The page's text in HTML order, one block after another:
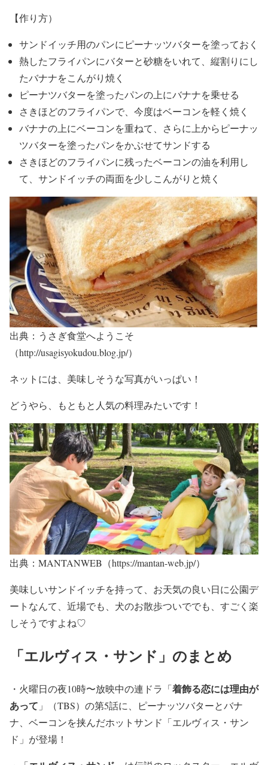
【作り方）
サンドイッチ用のパンにピーナッツバターを塗っておく
熱したフライパンにバターと砂糖をいれて、縦割りにし
たバナナをこんがり焼く
ピーナツバターを塗ったパンの上にバナナを乗せる
さきほどのフライパンで、今度はベーコンを軽く焼く
バナナの上にベーコンを重ねて、さらに上からピーナッ
ツバターを塗ったパンをかぶせてサンドする
さきほどのフライパンに残ったベーコンの油を利用し
て、サンドイッチの両面を少しこんがりと焼く
出典：うさぎ食堂へようこそ
（http://usagisyokudou.blog.jp/）
ネットには、美味しそうな写真がいっぱい！
どうやら、もともと人気の料理みたいです！
出典：MANTANWEB（https://mantan-web.jp/）
美味しいサンドイッチを持って、お天気の良い日に公園デ
ートなんて、近場でも、犬のお散歩ついででも、すごく楽
しそうですよね♡
「エルヴィス・サンド」のまとめ
・火曜日の夜10時〜放映中の連ドラ「着飾る恋には理由が
あって 」（TBS）の第5話に、ピーナッツバターとバナ
ナ、ベーコンを挟んだホットサンド「エルヴィス・サン
ド 」が登場！